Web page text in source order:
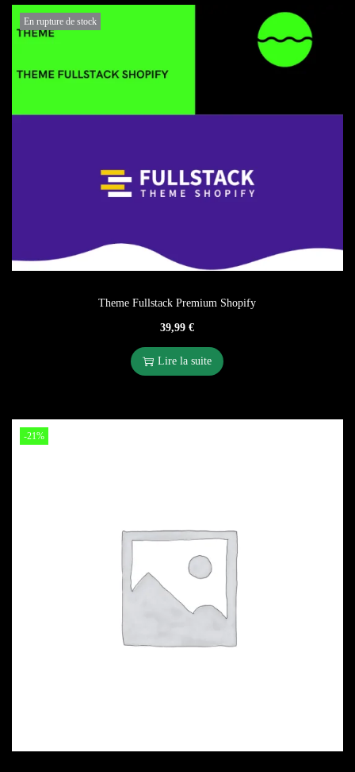
En rupture de stock
Theme Fullstack Premium Shopify
39,99€
Lire la suite
-21%